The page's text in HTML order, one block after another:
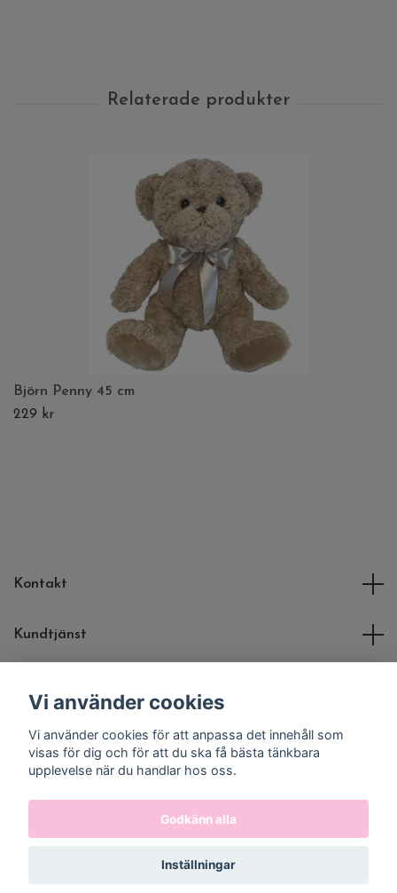
Björn Penny 45 cm
229 kr
Kontakt
Kundtjänst
Sociala medier
© 2026 Molli Toys
Vi använder cookies
Vi använder cookies för att anpassa det innehåll som
visas för dig och för att du ska få bästa tänkbara
upplevelse när du handlar hos oss.
Godkänn alla
Inställningar